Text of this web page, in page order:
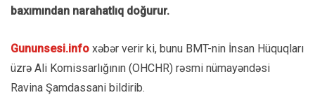
baxımından narahatlıq doğurur.
Gununsesi.info xəbər verir ki, bunu BMT-nin İnsan Hüquqları
üzrə Ali Komissarlığının (OHCHR) rəsmi nümayəndəsi
Ravina Şamdassani bildirib.